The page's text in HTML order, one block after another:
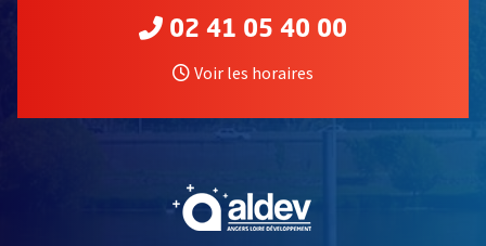
02 41 05 40 00
Voir les horaires